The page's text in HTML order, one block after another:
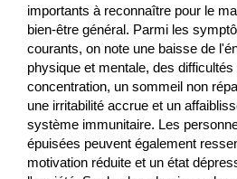
importants à reconnaître pour le
bien-être général. Parmi les
courants, on note une baisse de
physique et mentale, des difficultés
concentration, un sommeil non
une irritabilité accrue et un
système immunitaire. Les
épuisées peuvent également
motivation réduite et un état